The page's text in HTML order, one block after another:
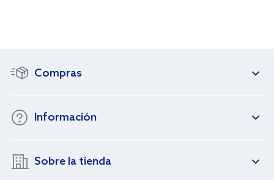
Compras
Información
Sobre la tienda